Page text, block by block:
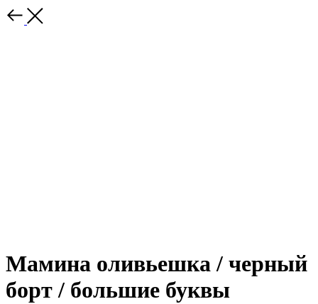
Мамина оливьешка / черный
борт / большие буквы